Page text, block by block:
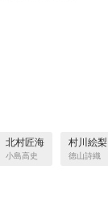
北村匠海
小島高史
村川絵梨
徳山詩織